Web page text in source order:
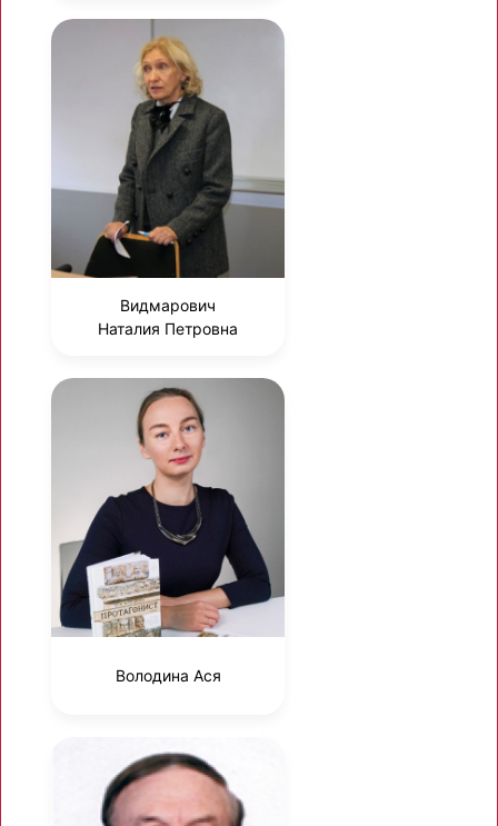
Видмарович
Наталия Петровна
Володина Ася